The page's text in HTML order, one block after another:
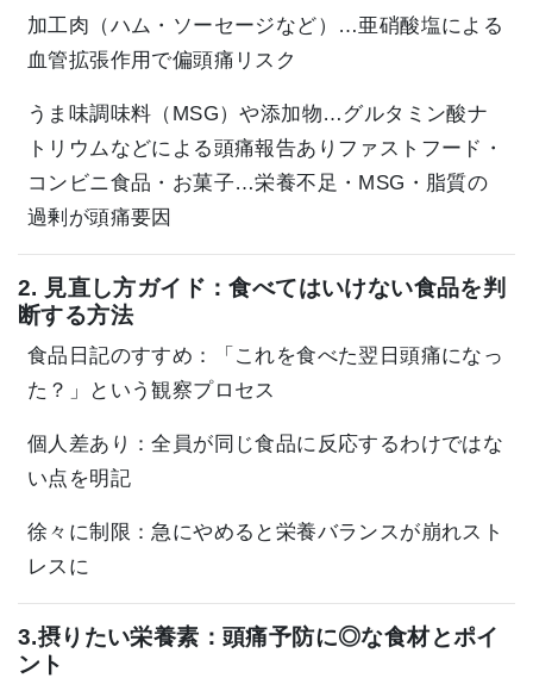
加工肉（ハム・ソーセージなど）…亜硝酸塩による
血管拡張作用で偏頭痛リスク
うま味調味料（MSG）や添加物…グルタミン酸ナ
トリウムなどによる頭痛報告あり ファストフード・
コンビニ食品・お菓子…栄養不足・MSG・脂質の
過剰が頭痛要因
2. 見直し方ガイド：食べてはいけない食品を判
断する方法
食品日記のすすめ：「これを食べた翌日頭痛になっ
た？」という観察プロセス
個人差あり：全員が同じ食品に反応するわけではな
い点を明記
徐々に制限：急にやめると栄養バランスが崩れスト
レスに
3.摂りたい栄養素：頭痛予防に◎な食材とポイ
ント